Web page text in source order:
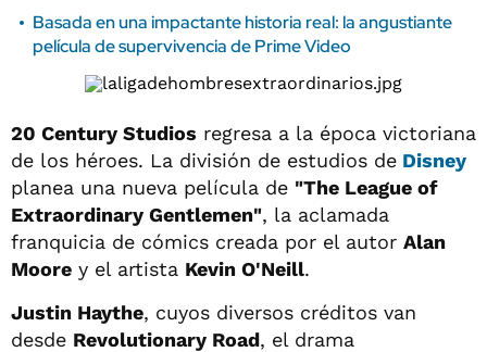
Basada en una impactante historia real: la angustiante
película de supervivencia de Prime Video
20 Century Studios regresa a la época victoriana
de los héroes. La división de estudios de Disney
planea una nueva película de "The League of
Extraordinary Gentlemen", la aclamada
franquicia de cómics creada por el autor Alan
Moore y el artista Kevin O'Neill.
Justin Haythe, cuyos diversos créditos van
desde Revolutionary Road, el drama